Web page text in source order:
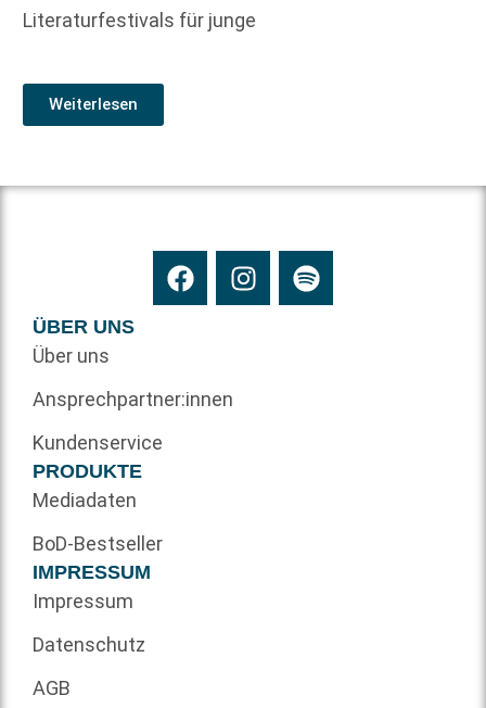
Literaturfestivals für junge
Weiterlesen
ÜBER UNS
Über uns
Ansprechpartner:innen
Kundenservice
PRODUKTE
Mediadaten
BoD-Bestseller
IMPRESSUM
Impressum
Datenschutz
AGB